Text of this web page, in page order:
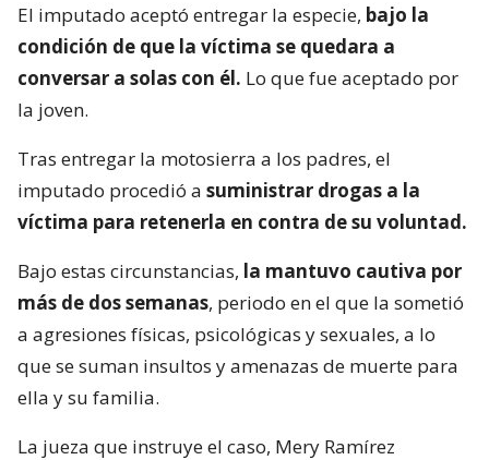
El imputado aceptó entregar la especie, bajo la
condición de que la víctima se quedara a
conversar a solas con él. Lo que fue aceptado por
la joven.
Tras entregar la motosierra a los padres, el
imputado procedió a suministrar drogas a la
víctima para retenerla en contra de su voluntad.
Bajo estas circunstancias, la mantuvo cautiva por
más de dos semanas, periodo en el que la sometió
a agresiones físicas, psicológicas y sexuales, a lo
que se suman insultos y amenazas de muerte para
ella y su familia.
La jueza que instruye el caso, Mery Ramírez